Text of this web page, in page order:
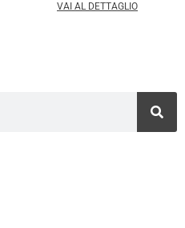
VAI AL DETTAGLIO